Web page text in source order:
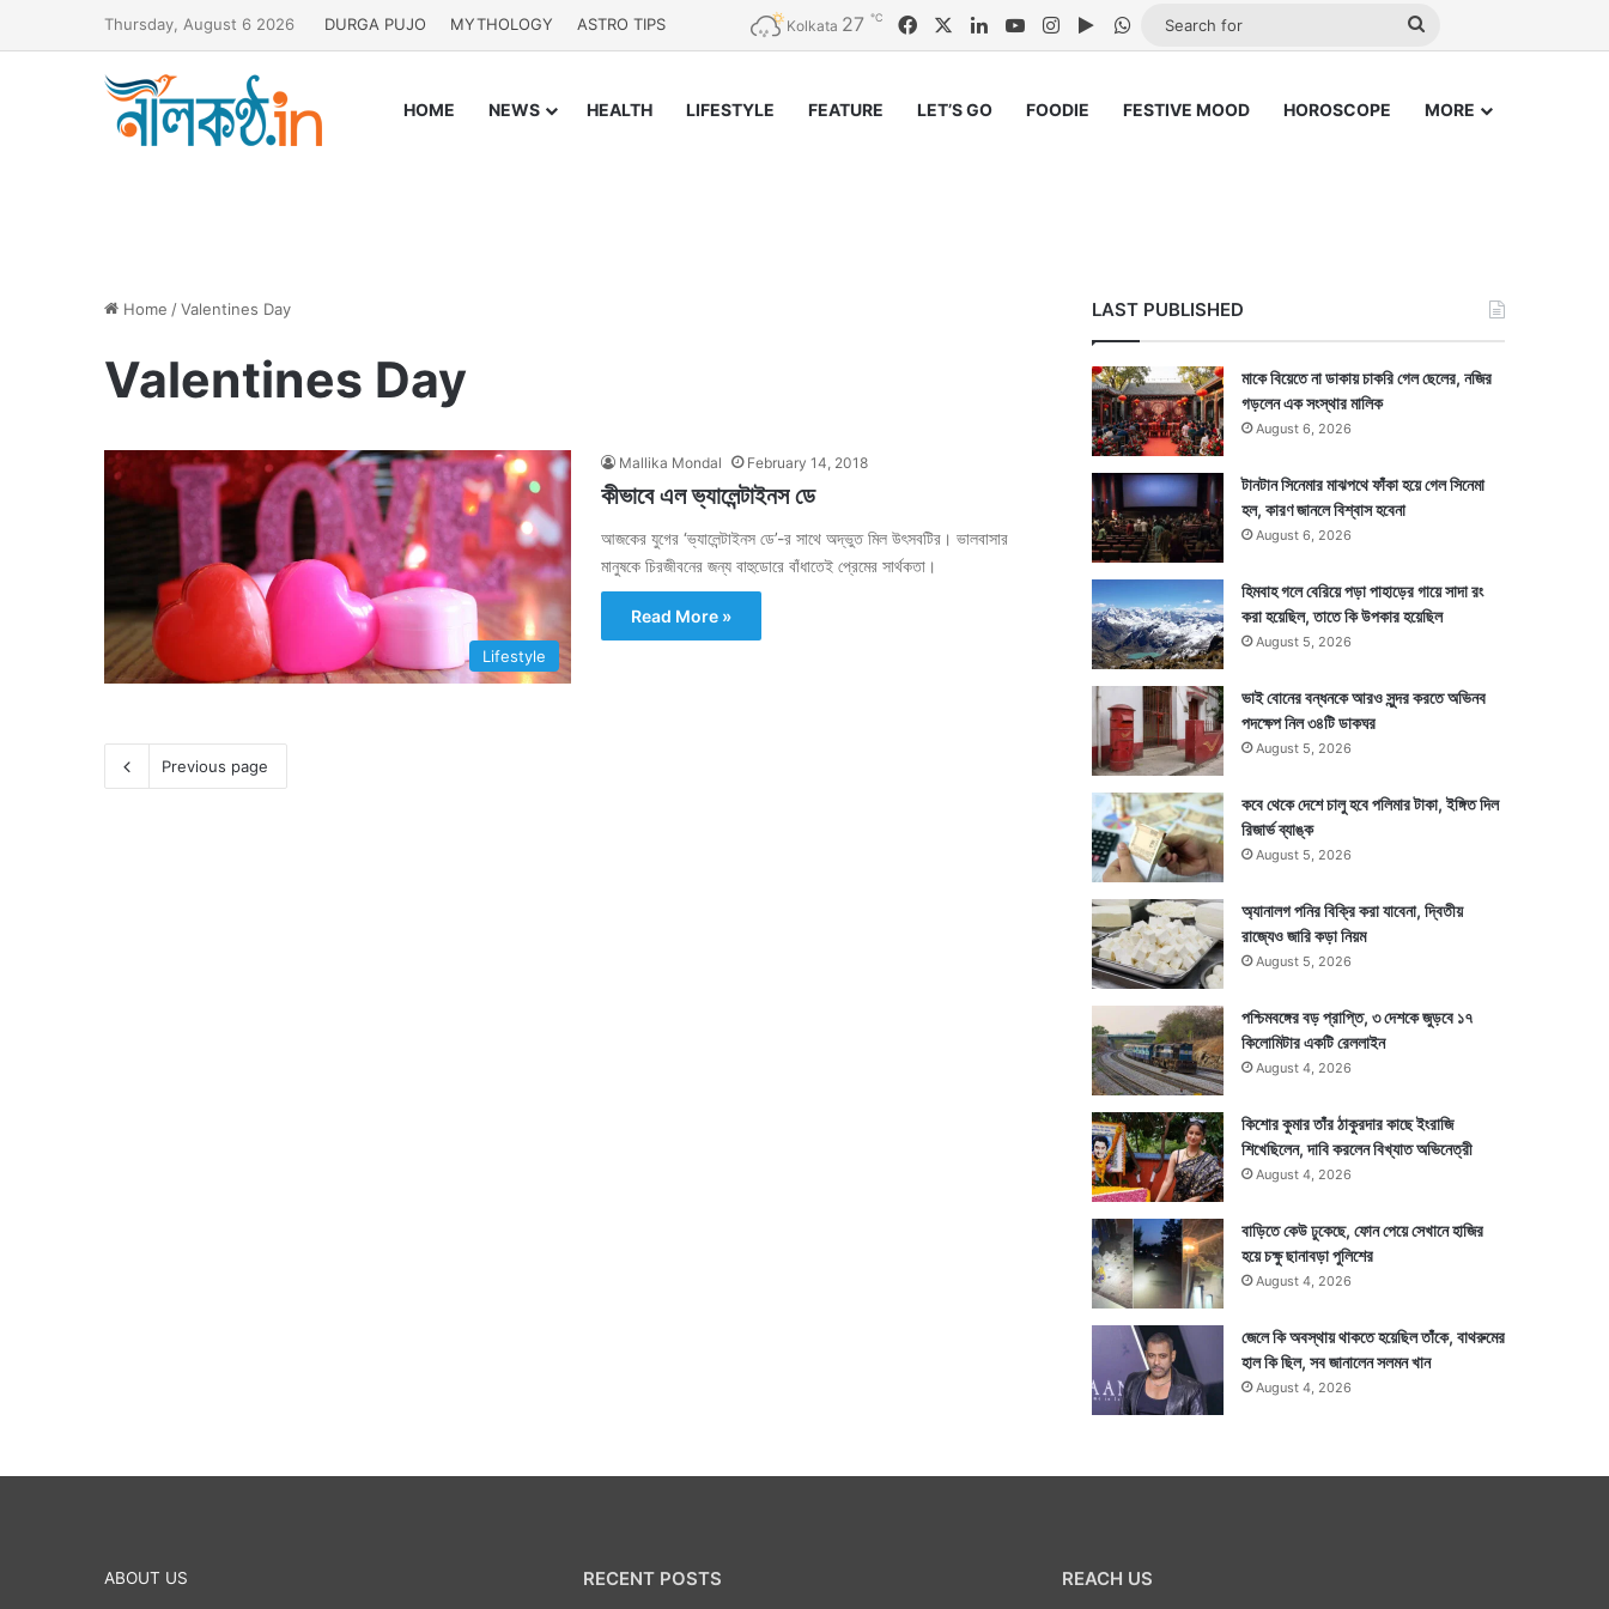
Thursday, August 6 2026 DURGA PUJO MYTHOLOGY ASTRO TIPS Kolkata 27 ℃ FacebookLinkedInYouTubeInstagramGoogle Play
WhatsApp
Search
HOME NEWS HEALTH LIFESTYLE FEATURE LET’S GO FOODIE FESTIVE MOOD HOROSCOPE MORE
Home /Valentines Day
Valentines Day
Lifestyle
Mallika Mondal February 14, 2018
কীভাবে এল ভ্যালেন্টাইনস ডে
আজকের যুগের ‘ভ্যালেন্টাইনস ডে’-র সাথে অদ্ভুত মিল উৎসবটির। ভালবাসার
মানুষকে চিরজীবনের জন্য বাহুডোরে বাঁধাতেই প্রেমের সার্থকতা।
Read More »
Previous page
LAST PUBLISHED
মাকে বিয়েতে না ডাকায় চাকরি গেল ছেলের, নজির
গড়লেন এক সংস্থার মালিক
August 6, 2026
টানটান সিনেমার মাঝপথে ফাঁকা হয়ে গেল সিনেমা
হল, কারণ জানলে বিশ্বাস হবেনা
August 6, 2026
হিমবাহ গলে বেরিয়ে পড়া পাহাড়ের গায়ে সাদা রং
করা হয়েছিল, তাতে কি উপকার হয়েছিল
August 5, 2026
ভাই বোনের বন্ধনকে আরও সুন্দর করতে অভিনব
পদক্ষেপ নিল ৩৪টি ডাকঘর
August 5, 2026
কবে থেকে দেশে চালু হবে পলিমার টাকা, ইঙ্গিত দিল
রিজার্ভ ব্যাঙ্ক
August 5, 2026
অ্যানালগ পনির বিক্রি করা যাবেনা, দ্বিতীয়
রাজ্যেও জারি কড়া নিয়ম
August 5, 2026
পশ্চিমবঙ্গের বড় প্রাপ্তি, ৩ দেশকে জুড়বে ১৭
কিলোমিটার একটি রেললাইন
August 4, 2026
কিশোর কুমার তাঁর ঠাকুরদার কাছে ইংরাজি
শিখেছিলেন, দাবি করলেন বিখ্যাত অভিনেত্রী
August 4, 2026
বাড়িতে কেউ ঢুকেছে, ফোন পেয়ে সেখানে হাজির
হয়ে চক্ষু ছানাবড়া পুলিশের
August 4, 2026
জেলে কি অবস্থায় থাকতে হয়েছিল তাঁকে, বাথরুমের
হাল কি ছিল, সব জানালেন সলমন খান
August 4, 2026
ABOUT US
RECENT POSTS REACH US